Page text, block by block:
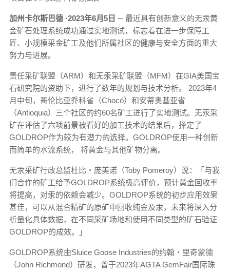
加州卡尔斯巴德 ·2023年6月5日 ─ 最近具有创新意义的无汞黄
金矿石处理系统成功通过实地测试，标志着在进一步保障工
匠、小规模采金矿工及他们所属社区的健康与安全方面的重大
努力与进展。
责任采矿联盟（ARM）和无汞采矿联盟（MFM）在GIA美国宝
石研究院的资助下，进行了数年的规划与技术分析。 2023年4
月中旬，哥伦比亚乔科省（Chocó）和安蒂奥基亚省
（Antioquia）三个社区的约60名矿工进行了实地测试。无汞采
矿在评估了六项前景被看好的加工技术的结果后，择定了
GOLDROP作为较为有潜力的选择。GOLDROP使用一种创新
而简单的水流系统， 将黄金与其他矿物分离。
无汞采矿行政总监杜比‧庞美诺（Toby Pomeroy）说：「与我
们合作的矿工给予GOLDROP系统极高评价，预计黄金回收率
将提高，对汞的依赖会减少。GOLDROP系统的初步应用效果
甚佳，可以从混合精矿的原矿中回收纯金及汞，未来将深入分
析量化具体数据，在不同采矿场地和使用不同类型的矿石验证
GOLDROP的成效。」
GOLDROP系统由Sluice Goose Industries的约翰‧里奇蒙德
（John Richmond）研发，曾于2023年AGTA GemFair国际珠